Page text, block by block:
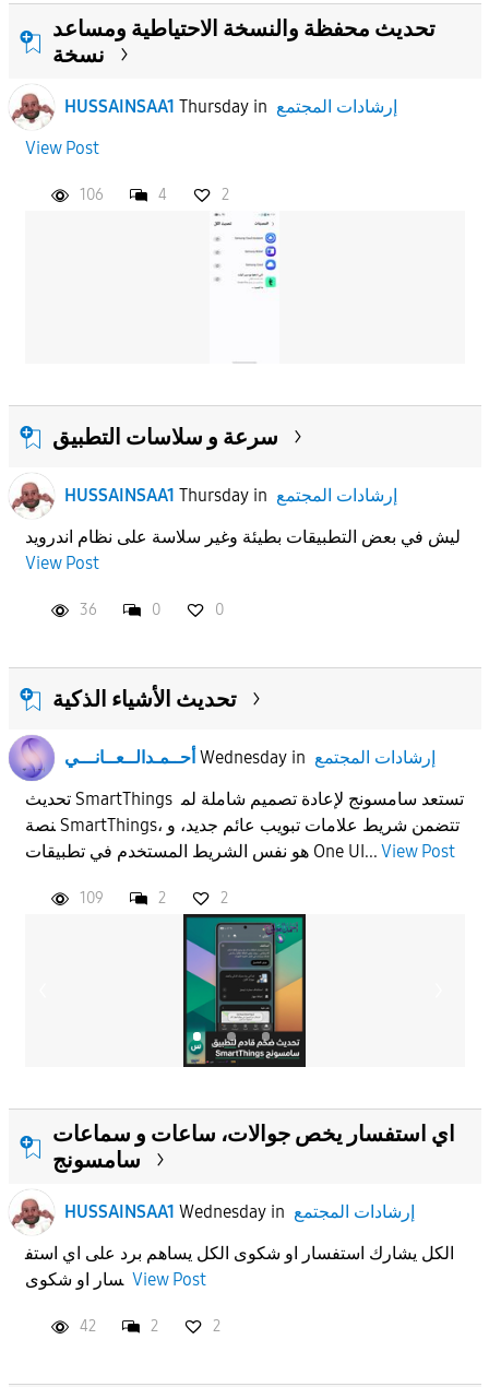
تحديث محفظة والنسخة الاحتياطية ومساعد
نسخة
HUSSAINSAA1 Thursdayin إرشادات المجتمع
View Post
106 4 2
سرعة و سلاسات التطبيق
HUSSAINSAA1 Thursdayin إرشادات المجتمع
View Post
36 0 0
تحديث الأشياء الذكية
أحــمـدالــعــانـــي Wednesdayin إرشادات المجتمع
تحديث SmartThings تستعد سامسونج لإعادة تصميم شاملة لم
نصة SmartThings، تتضمن شريط علامات تبويب عائم جديد، و
هو نفس الشريط المستخدم في تطبيقات One UI... View Post
109 2 2
اي استفسار يخص جوالات، ساعات و سماعات
سامسونج
HUSSAINSAA1 Wednesdayin إرشادات المجتمع
الكل يشارك استفسار او شكوى الكل يساهم برد على اي استف
سار او شكوى View Post
42 2 2